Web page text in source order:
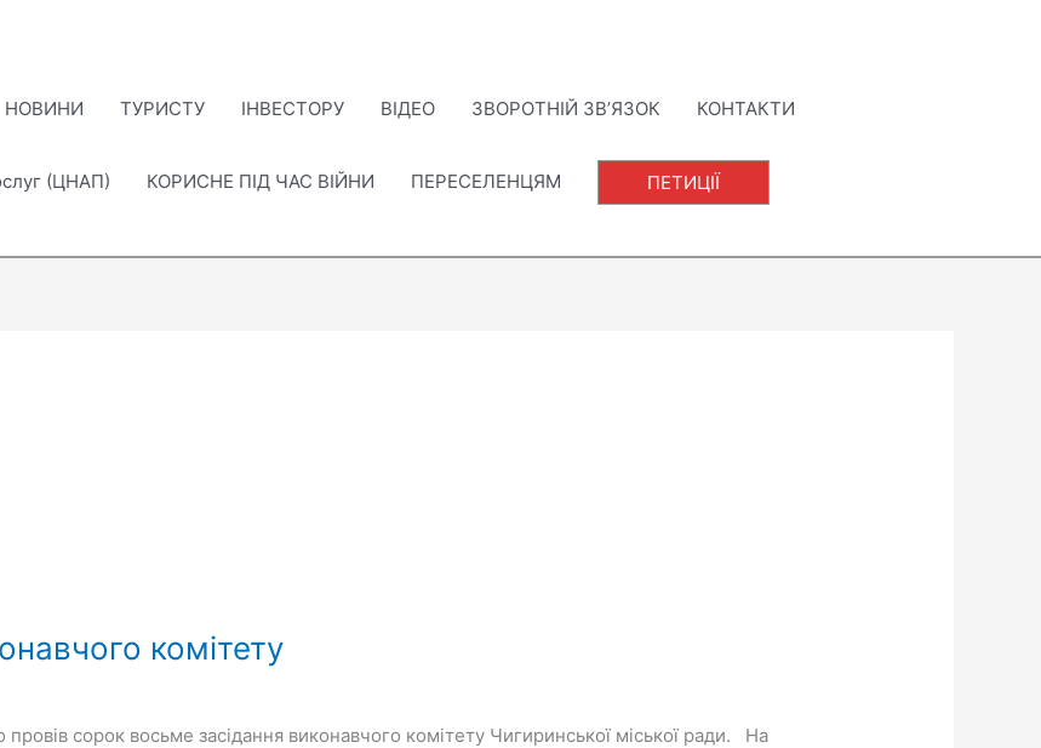
НОВИНИ ТУРИСТУ ІНВЕСТОРУ ВІДЕО ЗВОРОТНІЙ ЗВ’ЯЗОК КОНТАКТИ
(ЦНАП) КОРИСНЕ ПІД ЧАС ВІЙНИ ПЕРЕСЕЛЕНЦЯМ ПЕТИЦІЇ
комітету
сорок восьме засідання виконавчого комітету Чигиринської міської ради. На